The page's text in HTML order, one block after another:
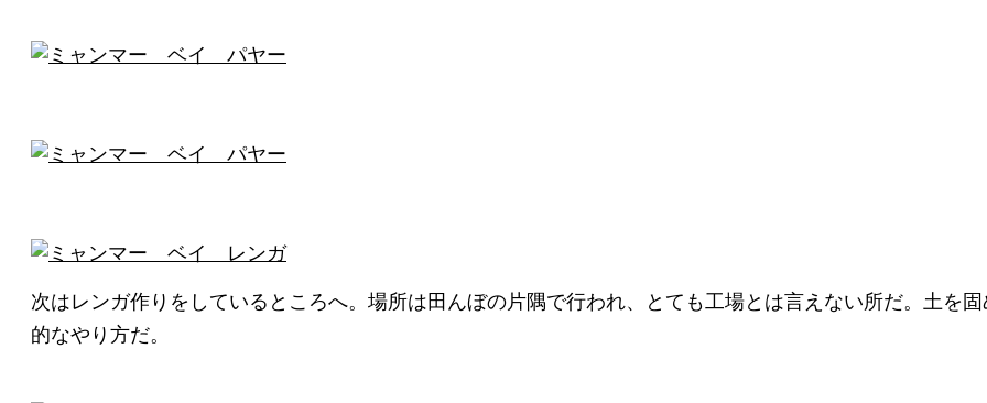
次はレンガ作りをしているところへ。場所は田んぼの片隅で行われ、とても工場とは言えない所だ。土を
的なやり方だ。